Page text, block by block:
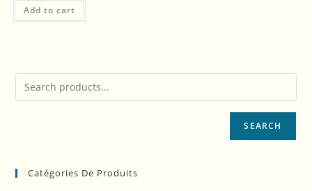
Add to cart
SEARCH
Catégories De Produits